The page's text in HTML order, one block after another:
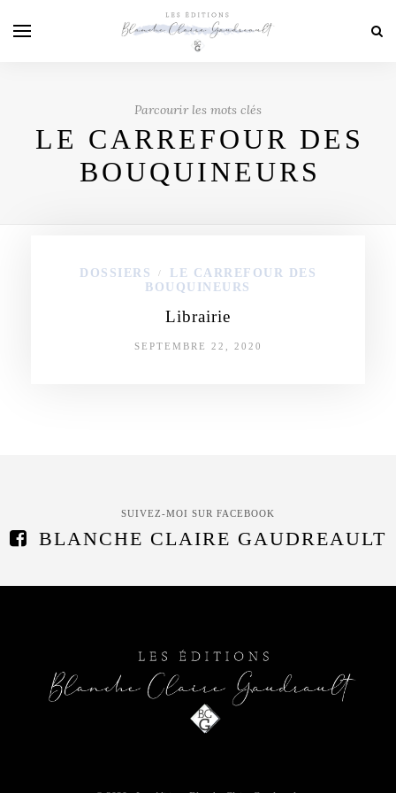
Parcourir les mots clés
LE CARREFOUR DES
BOUQUINEURS
DOSSIERS /
LE CARREFOUR DES
BOUQUINEURS
Librairie
SEPTEMBRE 22, 2020
SUIVEZ-MOI SUR FACEBOOK
BLANCHE CLAIRE GAUDREAULT